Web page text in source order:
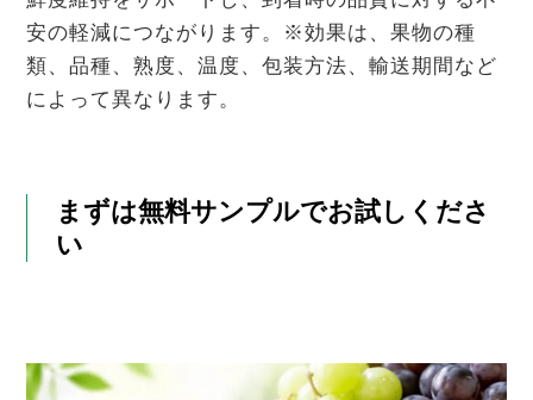
安の軽減につながります。※効果は、果物の種
類、品種、熟度、温度、包装方法、輸送期間など
によって異なります。
まずは無料サンプルでお試しくださ
い